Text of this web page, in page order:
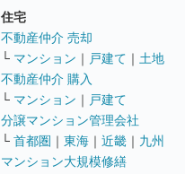
住宅
不動産仲介 売却
└ マンション ｜ 戸建て ｜ 土地
不動産仲介 購入
└ マンション ｜ 戸建て
分譲マンション管理会社
└ 首都圏 ｜ 東海 ｜ 近畿 ｜ 九州
マンション大規模修繕